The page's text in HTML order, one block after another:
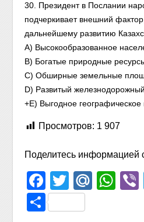
30. Президент в Послании
подчеркивает внешний
дальнейшему развитию
A) Высокообразованное
B) Богатые природные
C) Обширные земельные
D) Развитый
+E) Выгодное географическое
Просмотров: 1 907
Поделитесь информацией
Facebook
Twitter
Отправить